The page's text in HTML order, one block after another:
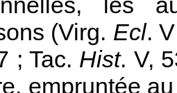
(Virg. Ecl.
; Tac. Hist. V,
empruntée